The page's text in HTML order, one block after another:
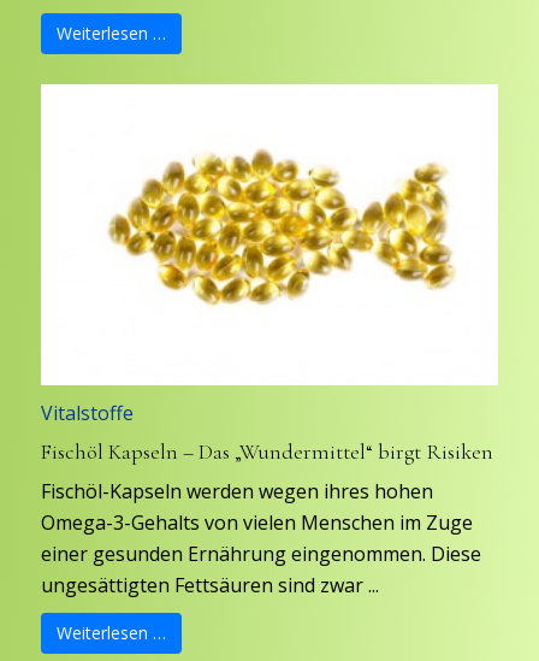
Weiterlesen …
Vitalstoffe
Fischöl Kapseln – Das „Wundermittel“ birgt Risiken
Fischöl-Kapseln werden wegen ihres hohen
Omega-3-Gehalts von vielen Menschen im Zuge
einer gesunden Ernährung eingenommen. Diese
ungesättigten Fettsäuren sind zwar ...
Weiterlesen …